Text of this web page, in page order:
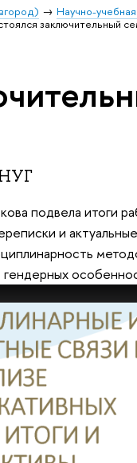
Научно-
заключительный
НУГ
подвела итоги
и